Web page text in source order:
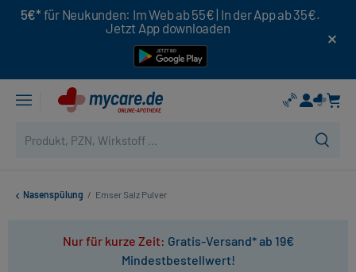
5€* für Neukunden: Im Web ab 55€ | In der App ab 35€.
Jetzt App downloaden
Nasenspülung / Emser Salz Pulver
Nur für kurze Zeit: Gratis-Versand* ab 19€
Mindestbestellwert!